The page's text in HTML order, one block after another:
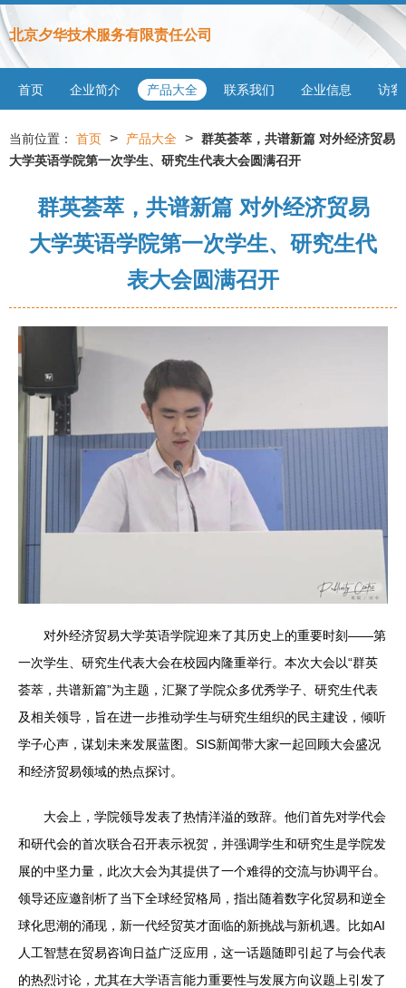
北京夕华技术服务有限责任公司
首页 企业简介 产品大全 联系我们 企业信息 访客
当前位置： 首页 > 产品大全 > 群英荟萃，共谱新篇 对外经济贸易
大学英语学院第一次学生、研究生代表大会圆满召开
群英荟萃，共谱新篇 对外经济贸易
大学英语学院第一次学生、研究生代
表大会圆满召开
对外经济贸易大学英语学院迎来了其历史上的重要时刻——第
一次学生、研究生代表大会在校园内隆重举行。本次大会以“群英
荟萃，共谱新篇”为主题，汇聚了学院众多优秀学子、研究生代表
及相关领导，旨在进一步推动学生与研究生组织的民主建设，倾听
学子心声，谋划未来发展蓝图。SIS新闻带大家一起回顾大会盛况
和经济贸易领域的热点探讨。
大会上，学院领导发表了热情洋溢的致辞。他们首先对学代会
和研代会的首次联合召开表示祝贺，并强调学生和研究生是学院发
展的中坚力量，此次大会为其提供了一个难得的交流与协调平台。
领导还应邀剖析了当下全球经贸格局，指出随着数字化贸易和逆全
球化思潮的涌现，新一代经贸英才面临的新挑战与新机遇。比如AI
人工智慧在贸易咨询日益广泛应用，这一话题随即引起了与会代表
的热烈讨论，尤其在大学语言能力重要性与发展方向议题上引发了